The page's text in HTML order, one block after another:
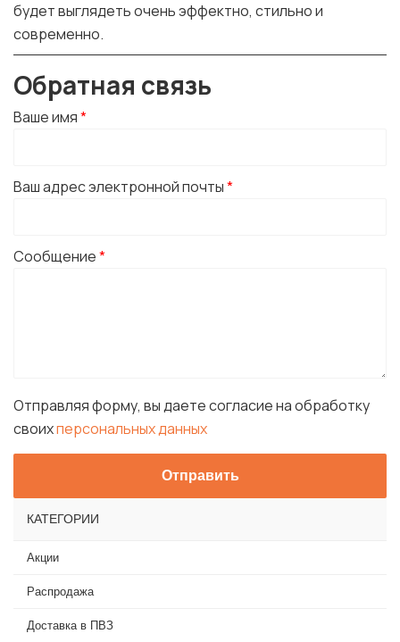
будет выглядеть очень эффектно, стильно и
современно.
Обратная связь
Ваше имя*
Ваш адрес электронной почты*
Сообщение*
Отправляя форму, вы даете согласие на обработку
своихперсональных данных
КАТЕГОРИИ
Акции
Распродажа
Доставка в ПВЗ